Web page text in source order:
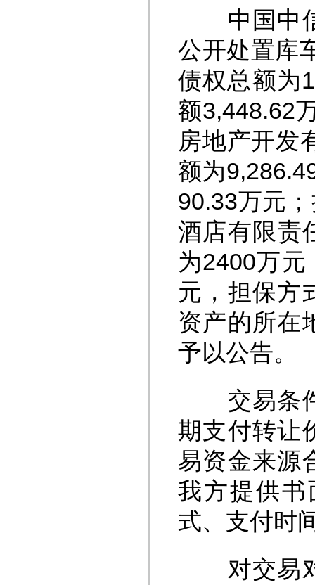
中国中信
公开处置库
债权总额为
额3,448.62
房地产开发
额为
90.33万元
酒店有限责
为2400万
元，担保方
资产的所在
予以公告。
交易条件
期支付转让
易资金来源
我方提供
式、支付时
对交易对